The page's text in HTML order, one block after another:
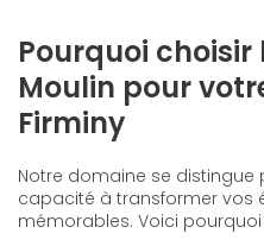
Pourquoi choisir
Moulin pour
Firminy
Notre domaine se distingue
capacité à transformer vos
mémorables. Voici